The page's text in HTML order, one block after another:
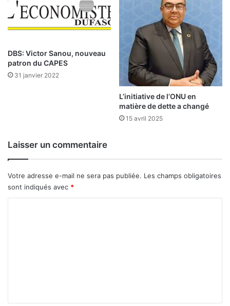
l
s
p
o
o
n
DBS: Victor Sanou, nouveau
patron du CAPES
31 janvier 2022
L’initiative de l’ONU en
matière de dette a changé
15 avril 2025
Laisser un commentaire
Votre adresse e-mail ne sera pas publiée. Les champs obligatoires
sont indiqués avec *